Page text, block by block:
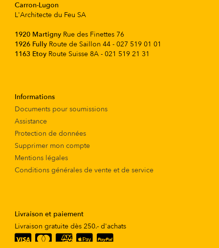
Carron-Lugon
L'Architecte du Feu SA
1920 Martigny Rue des Finettes 76
1926 Fully Route de Saillon 44 - 027 519 01 01
1163 Etoy Route Suisse 8A - 021 519 21 31
Informations
Documents pour soumissions
Assistance
Protection de données
Supprimer mon compte
Mentions légales
Conditions générales de vente et de service
Livraison et paiement
Livraison gratuite dès 250.- d'achats